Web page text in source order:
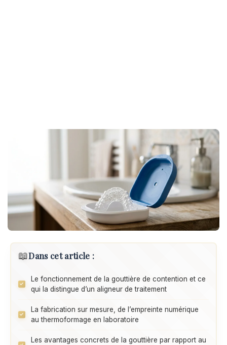
📖Dans cet article :
Le fonctionnement de la gouttière de contention et ce
qui la distingue d’un aligneur de traitement
La fabrication sur mesure, de l’empreinte numérique
au thermoformage en laboratoire
Les avantages concrets de la gouttière par rapport au